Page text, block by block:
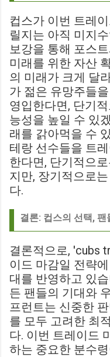
컵스가 이번 트레
릴지는 아직 미지
보강을 통해 포스
미래를 위한 자산
의 미래가 크게 달
가 젊은 유망주들
영입한다면, 단기
능성을 높일 수 있
래를 갉아먹을 수
테랑 선수들을 트
한다면, 단기적으
지만, 장기적으로
다.
결론: 컵스의 선택, 팬
결론적으로, 'cubs
이드 마감일 전략
대를 반영하고 있
든 팬들의 기대와
프런트는 신중한
를 모두 고려한 최
다. 이번 트레이드
하는 중요한 분수